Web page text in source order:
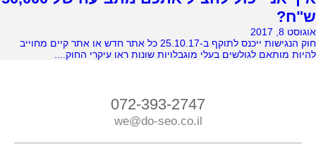
ש"ח?
אוגוסט 8, 2017
חוק הנגישות ייכנס לתוקף ב-25.10.17 כל אתר חדש או אתר קיים מחוייב
להיות מותאם לגולשים בעלי מוגבלויות שונות ראו עיקרי החוק....
072-393-2747
we@do-seo.co.il